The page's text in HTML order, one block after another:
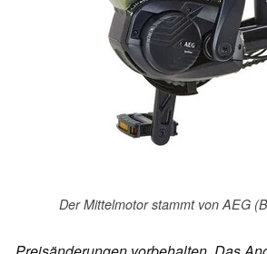
Der Mittelmotor stammt von AEG